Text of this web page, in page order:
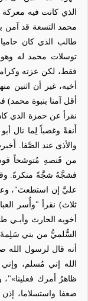
الذي كانت فيه معركة
محمد التسعة قد آمن
طالب الذي كان
توسلات محمد له
فقط، لكن عزته
أخيه، غير أن اثنين
أقل آمنا بنبوة
نقرأ عن حمزة الذي
أَنفةً وغضباً لِما نال
والأذى عند الصَّفا.
من قَنصهِ مُتوشحاً
فشجَّهُ شجَّةً منكرةً.
عليَّ إن استطعتَ"،
ثلاث) نقرأ "وأُسر
أخويه الحارث وأبـي
السُّلميُّ من بني
أنه قال لرسول الله
الله إني مُسلم،
ظاهرُ أمرك فعلينا»"،
ضعفا واستسلاما،